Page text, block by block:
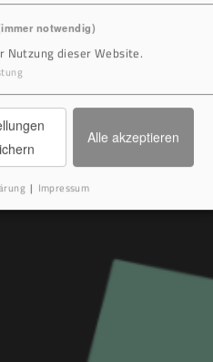
notwendig)
Nutzung dieser Website.
Alle akzeptieren
| Impressum